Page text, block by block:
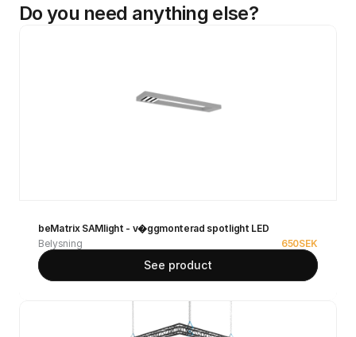
Do you need anything else?
beMatrix SAMlight - v�ggmonterad spotlight LED
Belysning
650SEK
See product